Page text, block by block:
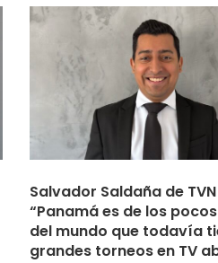
Salvador Saldaña de
“Panamá es de los
del mundo que todavía
grandes torneos en TV